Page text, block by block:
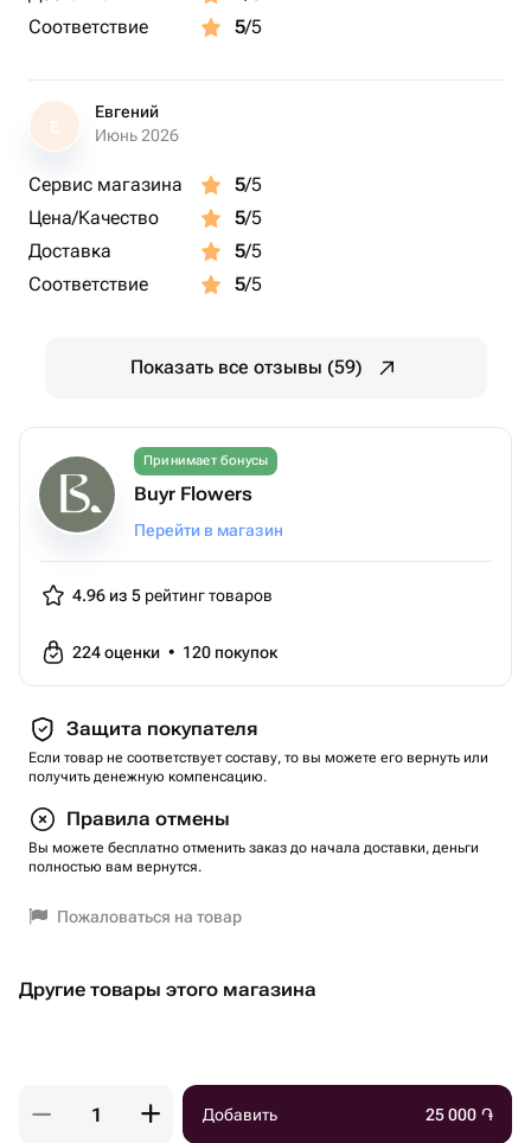
Соответствие
5/5
Е
Евгений
Июнь 2026
Сервис магазина 5/5
Цена/Качество
5/5
Доставка
5/5
Соответствие
5/5
Показать все отзывы (59)
Принимает бонусы
Buyr Flowers
Перейти в магазин
4.96 из 5 рейтинг товаров
224оценки • 120 покупок
Защита покупателя
Если товар не соответствует составу, то вы можете его вернуть или
получить денежную компенсацию.
Правила отмены
Вы можете бесплатно отменить заказ до начала доставки, деньги
полностью вам вернутся.
Пожаловаться на товар
Другие товары этого магазина
Добавить 25 000 ֏